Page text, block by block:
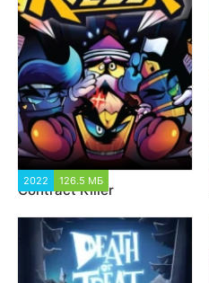
2022 126.5 МБ
Contract Killer